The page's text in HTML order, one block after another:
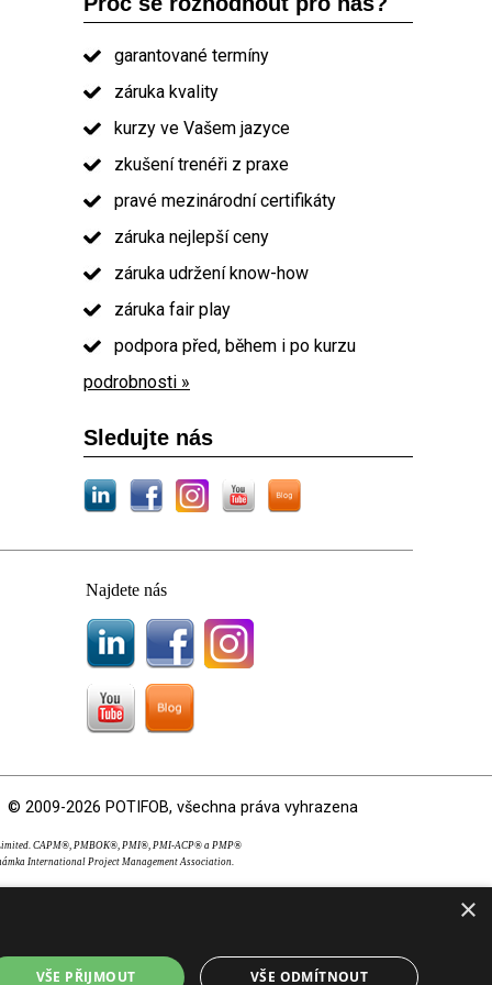
garantované termíny
záruka kvality
kurzy ve Vašem jazyce
zkušení trenéři z praxe
pravé mezinárodní certifikáty
záruka nejlepší ceny
záruka udržení know-how
záruka fair play
podpora před, během i po kurzu
podrobnosti »
Sledujte nás
Najdete nás
© 2009-2026 POTIFOB, všechna práva vyhrazena
CAPM®, PMBOK®, PMI®, PMI-ACP® a PMP®
International Project Management Association.
×
VŠE PŘIJMOUT VŠE ODMÍTNOUT